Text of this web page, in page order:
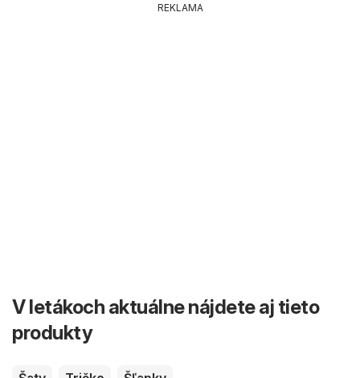
REKLAMA
V letákoch aktuálne nájdete aj tieto
produkty